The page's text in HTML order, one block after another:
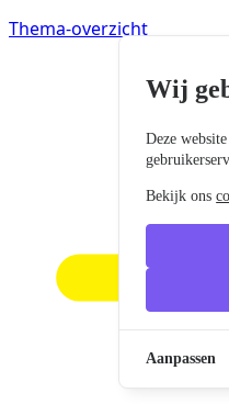
Thema-overzicht
Wij
Deze
Bekijk ons
Aanpassen